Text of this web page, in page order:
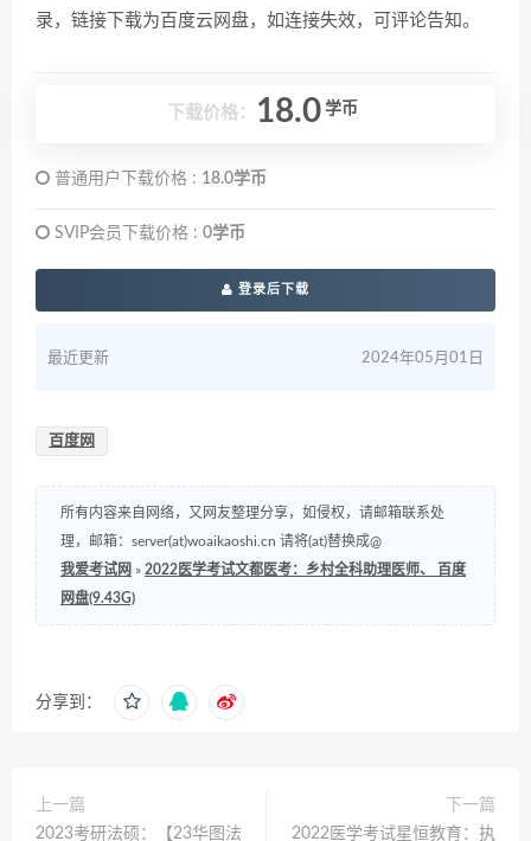
录，链接下载为百度云网盘，如连接失效，可评论告知。
下载价格： 18.0 学币
普通用户下载价格 : 18.0学币
SVIP会员下载价格 : 0学币
登录后下载
最近更新 2024年05月01日
百度网
所有内容来自网络，又网友整理分享，如侵权，请邮箱联系处
理，邮箱：server(at)woaikaoshi.cn 请将(at)替换成@
我爱考试网 » 2022医学考试文都医考：乡村全科助理医师、 百度
网盘(9.43G)
分享到：
上一篇
2023考研法硕：【23华图法
下一篇
2022医学考试星恒教育：执